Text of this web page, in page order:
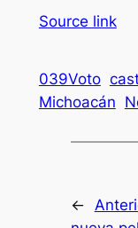
Source link
039Voto
Michoacán
←